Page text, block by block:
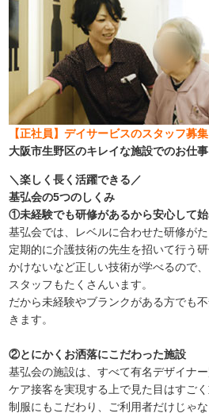
【正社員】デイサービスのスタッフ募集
大阪市生野区のキレイな施設でのお仕事
＼楽しく長く活躍できる／
基弘会の5つのしくみ
①未経験でも研修があるから安心して
基弘会では、レベルに合わせた研修がた
定期的に介護技術の先生を招いて行う
かけないなど正しい技術が学べるので
スタッフもたくさんいます。
だから未経験やブランクがある方でも
きます。
②とにかくお洒落にこだわった施設
基弘会の施設は、すべて有名デザイナー
ケア接客を実現する上で見た目はすごく
制服にもこだわり、ご利用者だけじゃ